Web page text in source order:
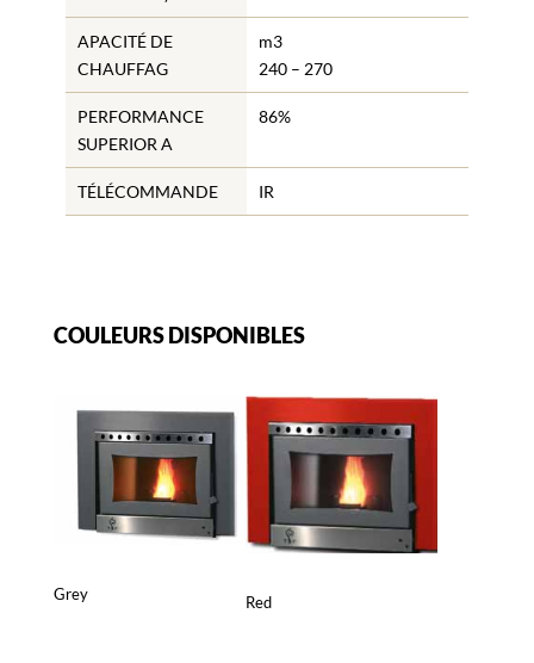
APACITÉ DE
CHAUFFAG
m3
240 – 270
PERFORMANCE
SUPERIOR A
86%
TÉLÉCOMMANDE IR
COULEURS DISPONIBLES
Grey Red